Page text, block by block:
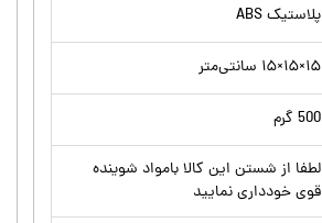
پلاستیک ABS
۱۵×۱۵×۱۵ سانتی‌متر
500 گرم
لطفا از شستن این کالا بامواد شوینده
قوی خودداری نمایید